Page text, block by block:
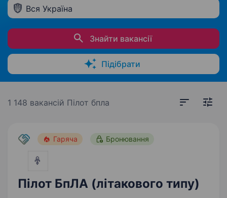
Вся Україна
Знайти вакансії
Підібрати
1 148 вакансій Пілот бпла
Гаряча Бронювання
Пілот БпЛА (літакового типу)